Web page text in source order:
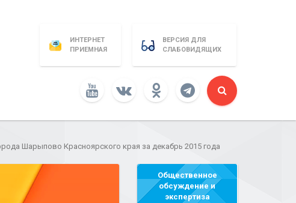
ИНТЕРНЕТ
ПРИЕМНАЯ
ВЕРСИЯ ДЛЯ
СЛАБОВИДЯЩИХ
Шарыпово Красноярского края за декабрь 2015 года
Общественное
обсуждение и
экспертиза